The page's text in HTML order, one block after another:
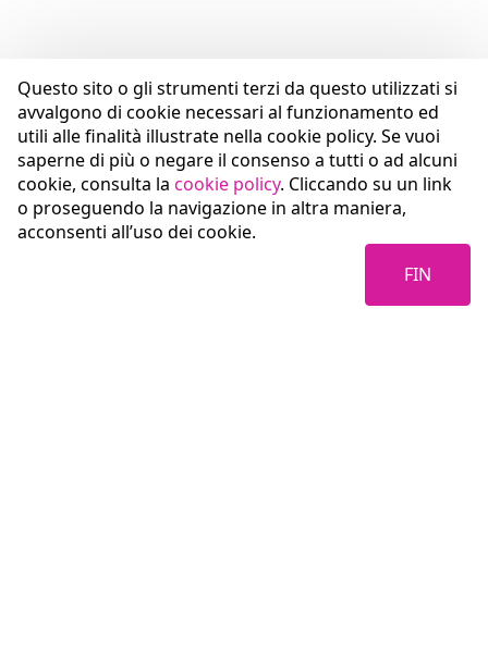
Questo sito o gli strumenti terzi da questo utilizzati si
avvalgono di cookie necessari al funzionamento ed
utili alle finalità illustrate nella cookie policy. Se vuoi
saperne di più o negare il consenso a tutti o ad alcuni
cookie, consulta la cookie policy. Cliccando su un link
o proseguendo la navigazione in altra maniera,
acconsenti all’uso dei cookie.
FIN